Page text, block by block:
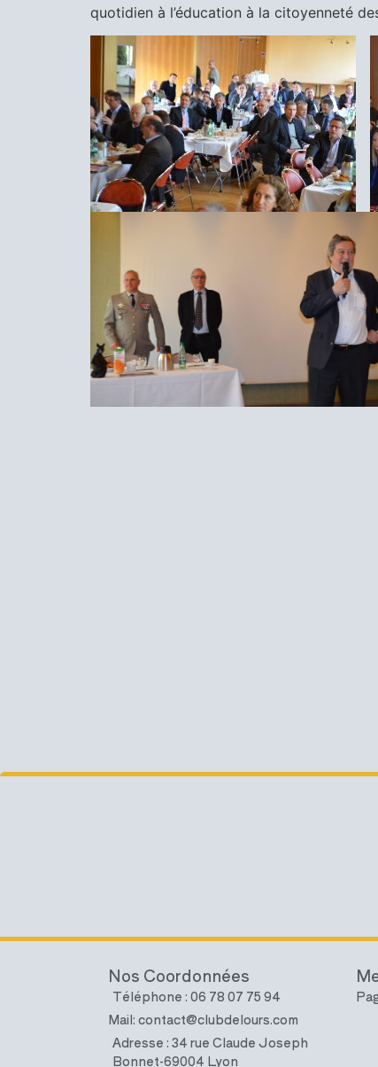
quotidien à l’éducation à la citoyenneté
Nos Coordonnées
Téléphone : 06 78 07 75 94
Mail: contact@clubdelours.com
Adresse : 34 rue Claude Joseph
Bonnet-69004 Lyon